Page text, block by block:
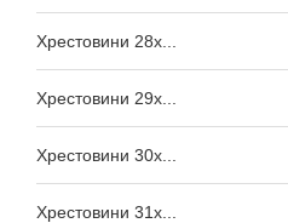
Хрестовини 28x...
Хрестовини 29x...
Хрестовини 30x...
Хрестовини 31x...